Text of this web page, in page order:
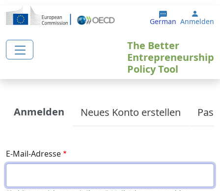
Direkt zum Inhalt
German User
Anmelden
The Better
Entrepreneurship
Policy Tool
Primary tabs
Anmelden Neues Konto erstellen
E-Mail-Adresse